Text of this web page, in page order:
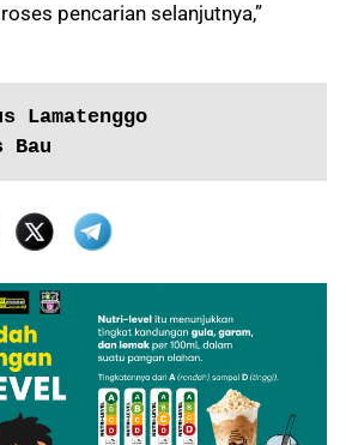
pencarian selanjutnya,”
Lamatenggo